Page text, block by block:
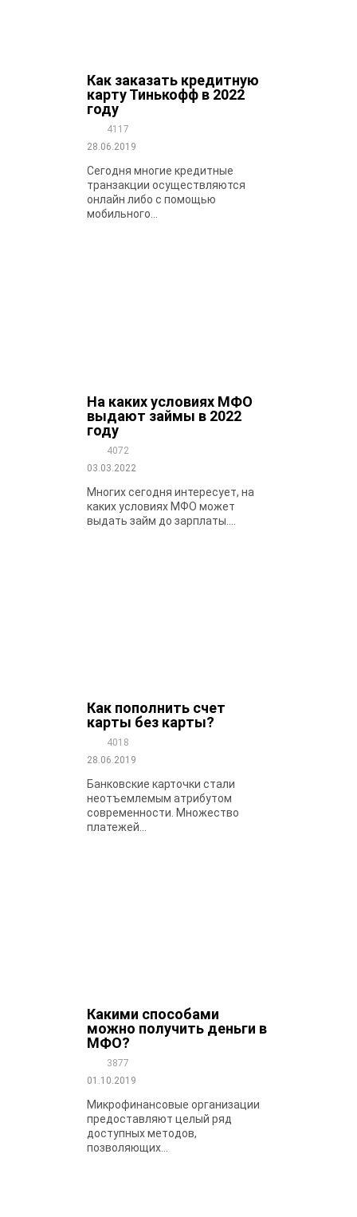
Как заказать кредитную
карту Тинькофф в 2022
году
4117
28.06.2019
Сегодня многие кредитные
транзакции осуществляются
онлайн либо с помощью
мобильного...
На каких условиях МФО
выдают займы в 2022
году
4072
03.03.2022
Многих сегодня интересует, на
каких условиях МФО может
выдать займ до зарплаты....
Как пополнить счет
карты без карты?
4018
28.06.2019
Банковские карточки стали
неотъемлемым атрибутом
современности. Множество
платежей...
Какими способами
можно получить деньги в
МФО?
3877
01.10.2019
Микрофинансовые организации
предоставляют целый ряд
доступных методов,
позволяющих...